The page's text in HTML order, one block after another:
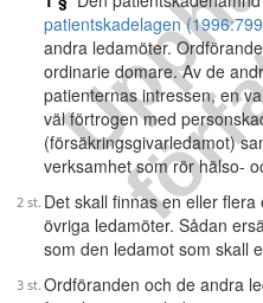
patientskadelagen
andra ledamöter.
ordinarie domare. Av de
patienternas intressen, en
väl förtrogen med
(försäkringsgivarledamot)
verksamhet som rör hälso-
Det skall finnas en eller
övriga ledamöter. Sådan
som den ledamot som skall
Ordföranden och de andra